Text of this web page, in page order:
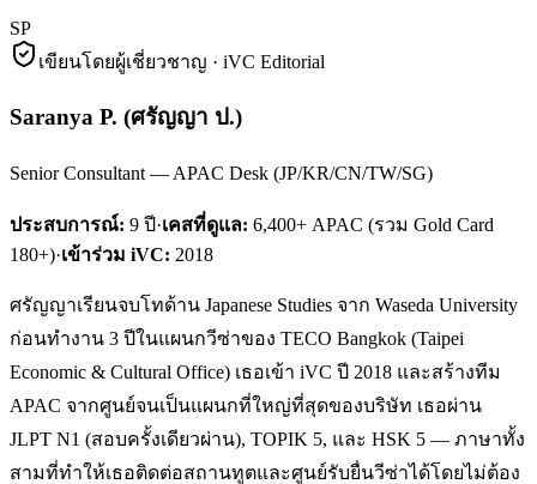
SP
เขียนโดยผู้เชี่ยวชาญ · iVC Editorial
Saranya P. (ศรัญญา ป.)
Senior Consultant — APAC Desk (JP/KR/CN/TW/SG)
ประสบการณ์: 9 ปี·เคสที่ดูแล: 6,400+ APAC (รวม Gold Card
180+)·เข้าร่วม iVC: 2018
ศรัญญาเรียนจบโทด้าน Japanese Studies จาก Waseda University
ก่อนทำงาน 3 ปีในแผนกวีซ่าของ TECO Bangkok (Taipei
Economic & Cultural Office) เธอเข้า iVC ปี 2018 และสร้างทีม
APAC จากศูนย์จนเป็นแผนกที่ใหญ่ที่สุดของบริษัท เธอผ่าน
JLPT N1 (สอบครั้งเดียวผ่าน), TOPIK 5, และ HSK 5 — ภาษาทั้ง
สามที่ทำให้เธอติดต่อสถานทูตและศูนย์รับยื่นวีซ่าได้โดยไม่ต้อง